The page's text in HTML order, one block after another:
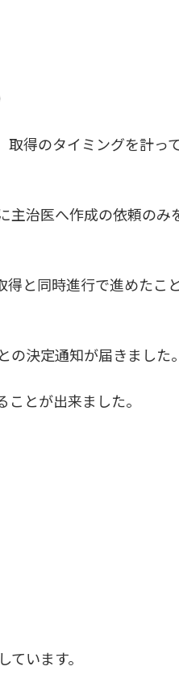
得のタイミングを計っ
治医へ作成の依頼のみ
と同時進行で進めたこ
決定通知が届きました。
とが出来ました。
います。